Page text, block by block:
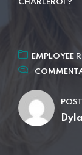
CHARLEROI ?
EMPLOYEE